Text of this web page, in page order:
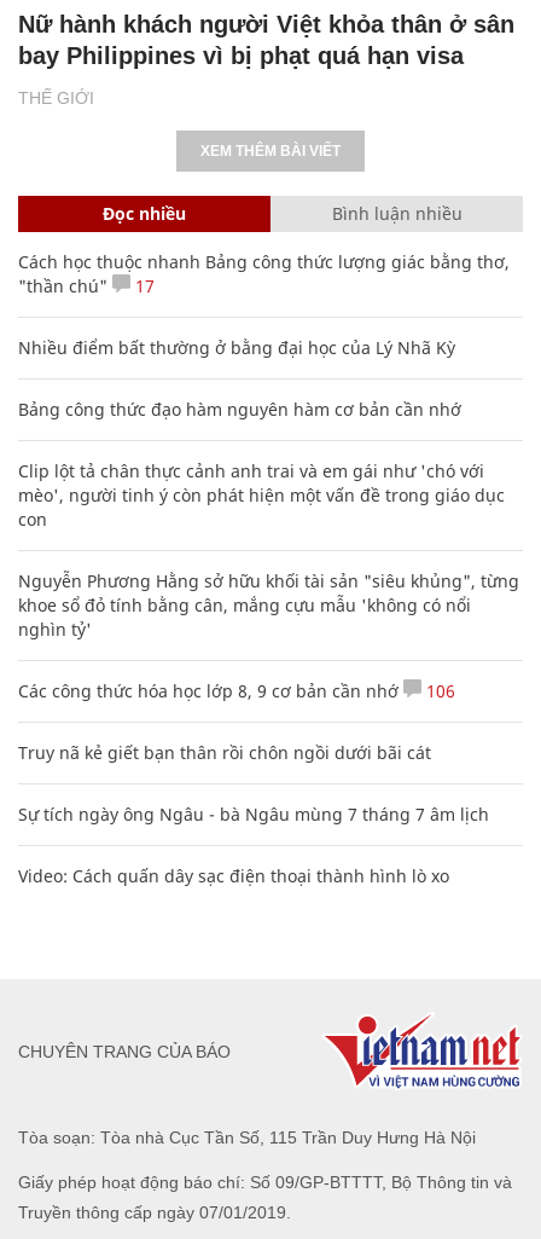
THẾ GIỚI
Nữ hành khách người Việt khỏa thân ở sân
bay Philippines vì bị phạt quá hạn visa
XEM THÊM BÀI VIẾT
Đọc nhiều Bình luận nhiều
Cách học thuộc nhanh Bảng công thức lượng giác bằng thơ,
"thần chú"
17
Nhiều điểm bất thường ở bằng đại học của Lý Nhã Kỳ
Bảng công thức đạo hàm nguyên hàm cơ bản cần nhớ
Clip lột tả chân thực cảnh anh trai và em gái như 'chó với
mèo', người tinh ý còn phát hiện một vấn đề trong giáo dục
con
Nguyễn Phương Hằng sở hữu khối tài sản "siêu khủng", từng
khoe sổ đỏ tính bằng cân, mắng cựu mẫu 'không có nổi
nghìn tỷ'
Các công thức hóa học lớp 8, 9 cơ bản cần nhớ 106
Truy nã kẻ giết bạn thân rồi chôn ngồi dưới bãi cát
Sự tích ngày ông Ngâu - bà Ngâu mùng 7 tháng 7 âm lịch
Video: Cách quấn dây sạc điện thoại thành hình lò xo
Tòa soạn: Tòa nhà Cục Tần Số, 115 Trần Duy Hưng Hà Nội
Giấy phép hoạt động báo chí: Số 09/GP-BTTTT, Bộ Thông tin và
Truyền thông cấp ngày 07/01/2019.
CHUYÊN TRANG CỦA BÁO